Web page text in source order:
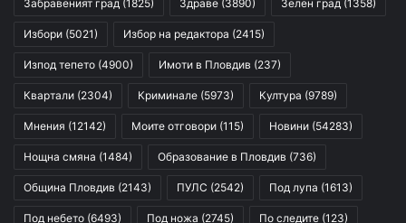
Забравеният град (1825) Здраве (3890) Зелен град (1358)
Избори (5021) Избор на редактора (2415)
Изпод тепето (4900) Имоти в Пловдив (237)
Квартали (2304) Криминале (5973) Култура (9789)
Мнения (12142) Моите отговори (115) Новини (54283)
Нощна смяна (1484) Образование в Пловдив (736)
Община Пловдив (2143) ПУЛС (2542) Под лупа (1613)
Под небето (6493) Под ножа (2745) По следите (123)